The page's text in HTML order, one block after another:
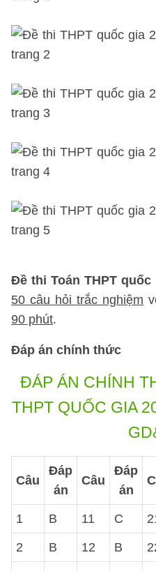
Đề thi Toán THPT quốc
50 câu hỏi trắc nghiệm
90 phút.
Đáp án chính thức
ĐÁP ÁN CHÍNH
THPT QUỐC GIA
Câu
Đáp
án
Câu
Đáp
án
1 B 11 C
2 B 12 B